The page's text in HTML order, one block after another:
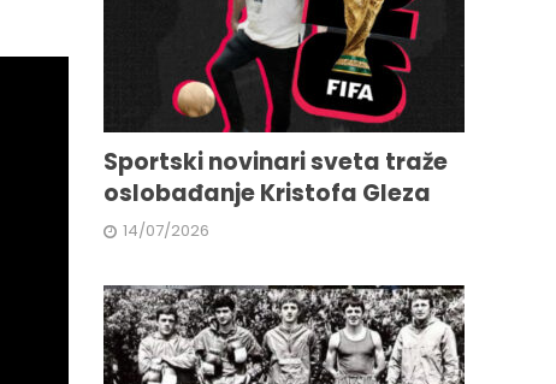
Sportski novinari sveta traže
oslobađanje Kristofa Gleza
14/07/2026